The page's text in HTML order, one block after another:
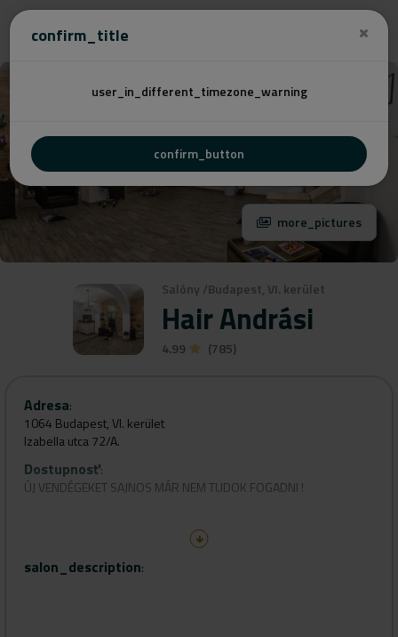
confirm_title
user_in_different_timezone_warning
confirm_button
Salóny /Budapest, VI. kerület
Hair Andrási
4.99 (785)
more_pictures
Adresa:
1064 Budapest, VI. kerület
Izabella utca 72/A.
Dostupnosť:
ÚJ VENDÉGEKET SAJNOS MÁR NEM TUDOK FOGADNI !
Gyalog:
salon_description: